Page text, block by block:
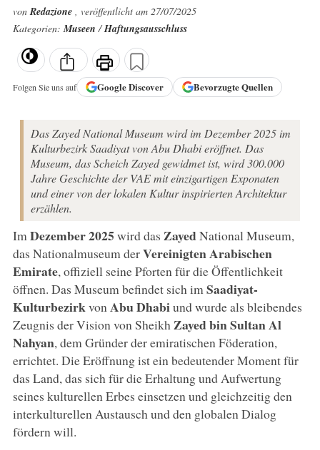
vonRedazione , veröffentlicht am 27/07/2025
Kategorien:Museen/Haftungsausschluss
Folgen Sie uns auf GoogleDiscover Bevorzugte Quellen
Das Zayed National Museum wird im Dezember 2025 im
Kulturbezirk Saadiyat von Abu Dhabi eröffnet. Das
Museum, das Scheich Zayed gewidmet ist, wird 300.000
Jahre Geschichte der VAE mit einzigartigen Exponaten
und einer von der lokalen Kultur inspirierten Architektur
erzählen.
Im Dezember 2025 wird das ZayedNational Museum,
das Nationalmuseum derVereinigten Arabischen
Emirate, offiziell seine Pforten für die Öffentlichkeit
öffnen. Das Museum befindet sich im Saadiyat-
Kulturbezirkvon Abu Dhabiund wurde als bleibendes
Zeugnis der Vision von Sheikh Zayed bin Sultan Al
Nahyan, dem Gründer der emiratischen Föderation,
errichtet. Die Eröffnung ist ein bedeutender Moment für
das Land, das sich für die Erhaltung und Aufwertung
seines kulturellen Erbes einsetzen und gleichzeitig den
interkulturellen Austausch und den globalen Dialog
fördern will.